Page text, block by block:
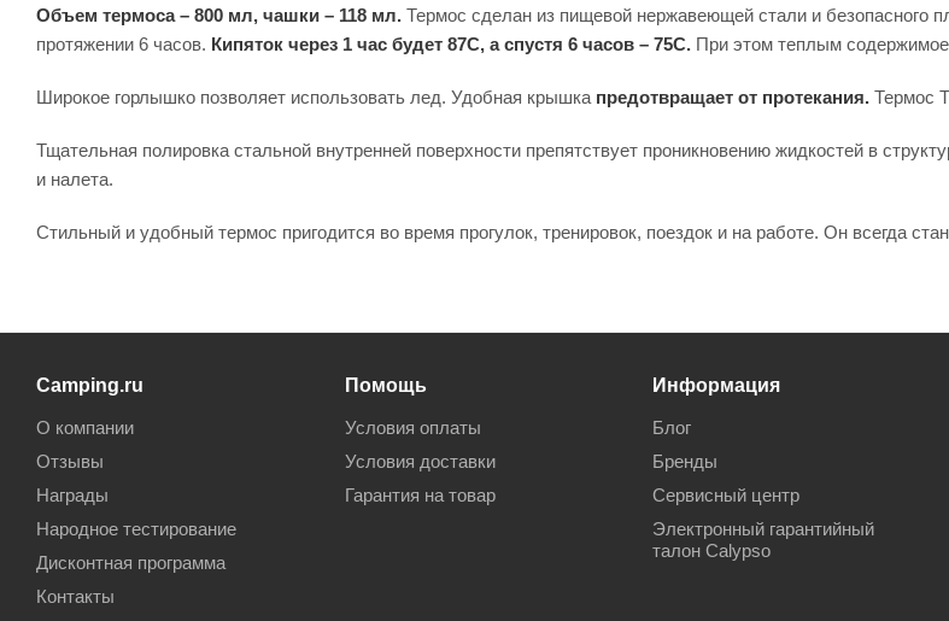
Объем термоса – 800 мл, чашки – 118 мл. Термос сделан из пищевой нержавеющей стали и безопасного
протяжении 6 часов. Кипяток через 1 час будет 87С, а спустя 6 часов – 75С. При этом теплым содержимое
Широкое горлышко позволяет использовать лед. Удобная крышка предотвращает от протекания. Термоc
Тщательная полировка стальной внутренней поверхности препятствует проникновению жидкостей в
и налета.
Стильный и удобный термос пригодится во время прогулок, тренировок, поездок и на работе. Он всегда
Camping.ru
О компании
Отзывы
Награды
Народное тестирование
Дисконтная программа
Контакты
Помощь
Условия оплаты
Условия доставки
Гарантия на товар
Информация
Блог
Бренды
Сервисный центр
Электронный гарантийный
талон Calypso